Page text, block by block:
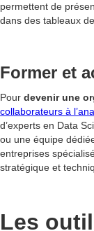
permettent de
dans des tableaux
Former et
Pour devenir une
collaborateurs à
d’experts en Data
ou une équipe
entreprises
stratégique et
Les